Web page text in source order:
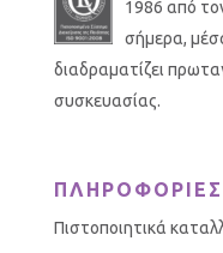
1986 από
σήμερα,
διαδραματίζει
συσκευασίας.
ΠΛΗΡΟΦΟΡΙΕΣ
Πιστοποιητικά